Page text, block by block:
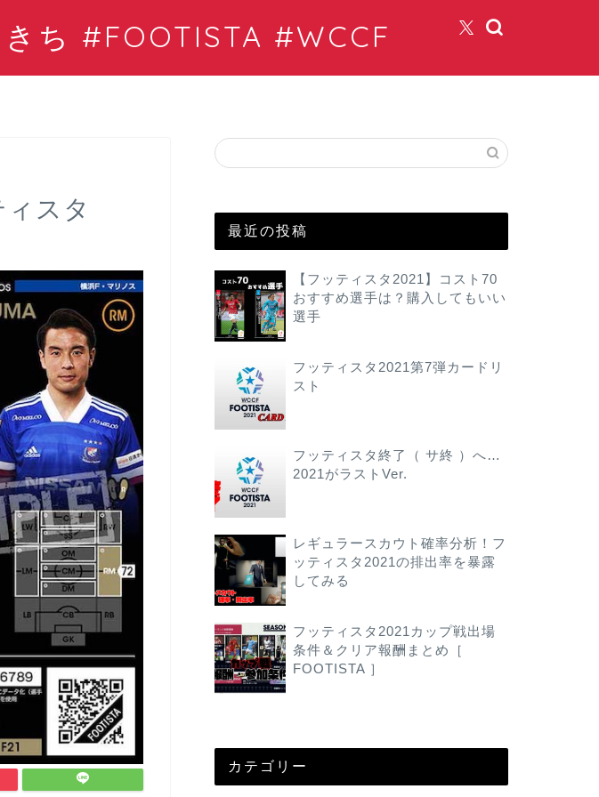
ち #FOOTISTA #WCCF
スタ
最近の投稿
【フッティスタ2021】コスト70
おすすめ選手は？購入してもいい
選手
フッティスタ2021第7弾カードリ
スト
フッティスタ終了（ サ終 ）へ…
2021がラストVer.
レギュラースカウト確率分析！フ
ッティスタ2021の排出率を暴露
してみる
フッティスタ2021カップ戦出場
条件＆クリア報酬まとめ［
FOOTISTA ］
カテゴリー